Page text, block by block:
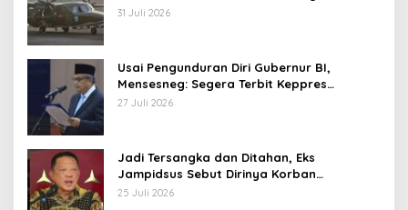
AU
31 Juli 2026
Usai Pengunduran Diri Gubernur BI,
Mensesneg: Segera Terbit Keppres
Pemberhentian dengan Hormat
27 Juli 2026
Jadi Tersangka dan Ditahan, Eks
Jampidsus Sebut Dirinya Korban
Kriminalisasi
25 Juli 2026